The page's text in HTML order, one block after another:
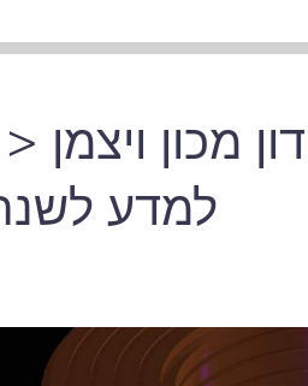
here
> מכון ויצמן
למדע לשנת